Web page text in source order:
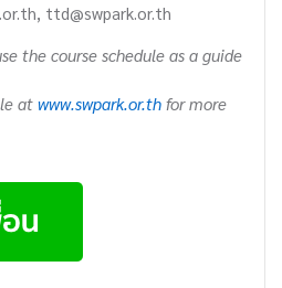
ttd@swpark.or.th
the course schedule as a guide
at www.swpark.or.th for more